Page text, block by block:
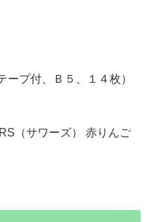
プ付、Ｂ５、１４枚）
（サワーズ） 赤りんご